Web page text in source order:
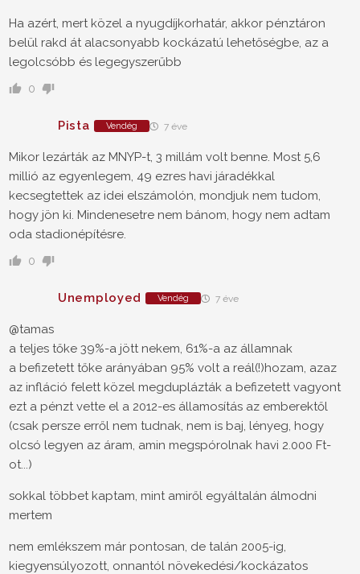
Ha azért, mert közel a nyugdíjkorhatár, akkor pénztáron
belül rakd át alacsonyabb kockázatú lehetőségbe, az a
legolcsóbb és legegyszerűbb
0
Pista Vendég 7 éve
Mikor lezárták az MNYP-t, 3 millám volt benne. Most 5,6
millió az egyenlegem, 49 ezres havi járadékkal
kecsegtettek az idei elszámolón, mondjuk nem tudom,
hogy jön ki. Mindenesetre nem bánom, hogy nem adtam
oda stadionépítésre.
0
Unemployed Vendég 7 éve
@tamas
a teljes tőke 39%-a jött nekem, 61%-a az államnak
a befizetett tőke arányában 95% volt a reál(!)hozam, azaz
az infláció felett közel megduplázták a befizetett vagyont
ezt a pénzt vette el a 2012-es államosítás az emberektől
(csak persze erről nem tudnak, nem is baj, lényeg, hogy
olcsó legyen az áram, amin megspórolnak havi 2.000 Ft-
ot...)
sokkal többet kaptam, mint amiről egyáltalán álmodni
mertem
nem emlékszem már pontosan, de talán 2005-ig,
kiegyensúlyozott, onnantól növekedési/kockázatos